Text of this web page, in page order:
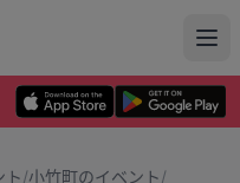
ト/小竹町のイベント/